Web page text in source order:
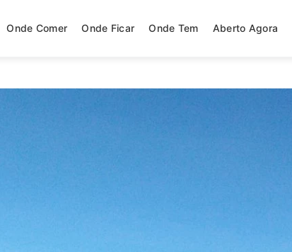
Onde Comer Onde Ficar Onde Tem Aberto Agora